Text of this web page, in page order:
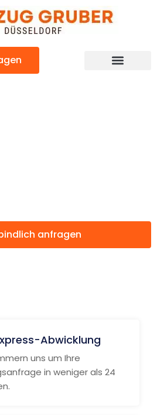
anfragen
Abwicklung
uns um Ihre
in weniger als 24